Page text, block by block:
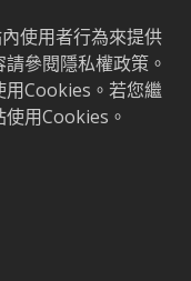
減少96%1
裝載錯誤
使用者行為來提供
參閱隱私權政策。
Cookies。若您繼
用Cookies。